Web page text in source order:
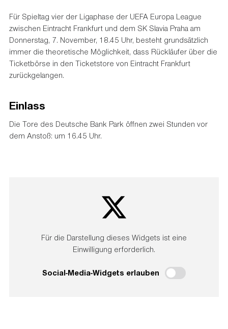
Für Spieltag vier der Ligaphase der UEFA Europa League
zwischen Eintracht Frankfurt und dem SK Slavia Praha am
Donnerstag, 7. November, 18.45 Uhr, besteht grundsätzlich
immer die theoretische Möglichkeit, dass Rückläufer über die
Ticketbörse in den Ticketstore von Eintracht Frankfurt
zurückgelangen.
Einlass
Die Tore des Deutsche Bank Park öffnen zwei Stunden vor
dem Anstoß: um 16.45 Uhr.
Für die Darstellung dieses Widgets ist eine
Einwilligung erforderlich.
Social-Media-Widgets erlauben